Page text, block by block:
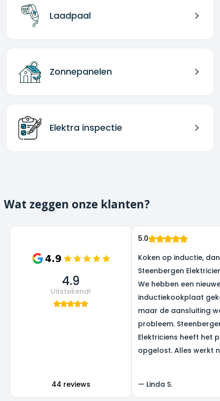
Laadpaal
Zonnepanelen
Elektra inspectie
Wat zeggen onze klanten?
4.9
Uitstekend!
44 reviews
5.0
Koken op inductie,
Steenbergen
We hebben een
inductiekookplaat
maar de aansluiting
probleem.
Elektriciens heeft het
opgelost. Alles werkt
— Linda S.